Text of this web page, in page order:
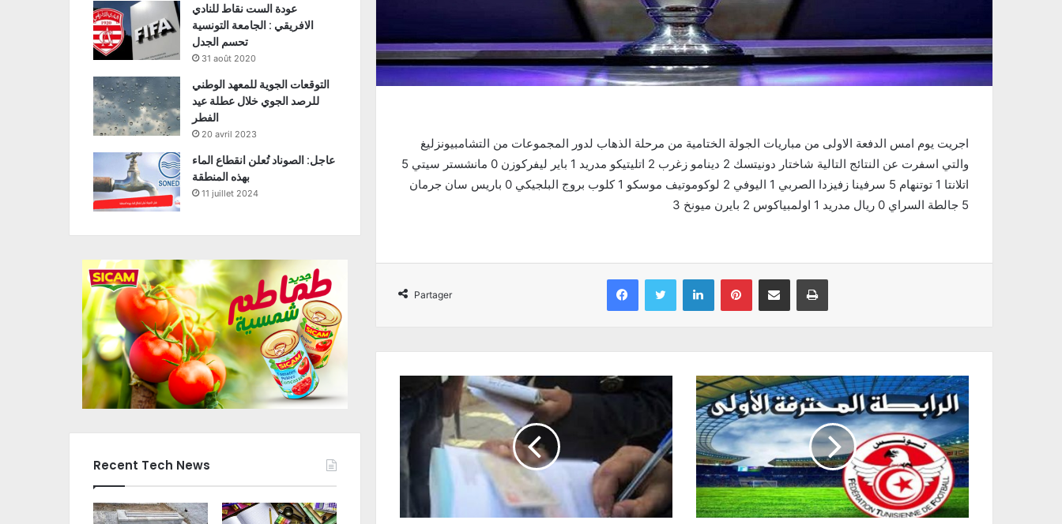
والتي اسفرت عن النتائج التالية شاختار دونيتسك 2 دينامو زغرب 2 اتليتيكو مدريد 1 باير ليفركوزن 0 مانشستر سيتي 5
اتلانتا 1 توتنهام 5 سرفينا زفيزدا الصربي 1 اليوفي 2 لوكوموتيف موسكو 1 كلوب بروج البلجيكي 0 باريس سان جرمان
5 جالطة السراي 0 ريال مدريد 1 اولمبياكوس 2 بايرن ميونخ 3
Partager
Facebook Twitter Linkedin Pinterest Partager par email Imprimer
عودة الست نقاط للنادي
الافريقي : الجامعة التونسية
تحسم الجدل
31 août 2020
التوقعات الجوية للمعهد الوطني
للرصد الجوي خلال عطلة عيد
الفطر
20 avril 2023
عاجل: الصوناد تُعلن انقطاع الماء
بهذه المنطقة
11 juillet 2024
Recent Tech News